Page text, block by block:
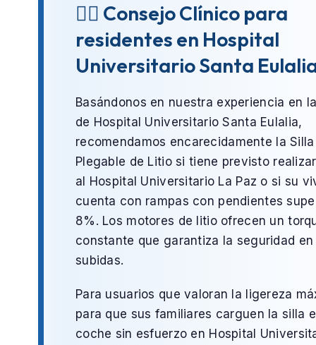
👨‍⚕️ Consejo Clínico para
residentes en Hospital
Universitario Santa
Basándonos en nuestra experiencia en
de Hospital Universitario Santa Eulalia,
recomendamos encarecidamente laSilla
Plegable de Litiosi tiene previsto
al Hospital Universitario La Paz o si su
cuenta con rampas con pendientes
8%. Los motores de litio ofrecen un
constante que garantiza la seguridad en
subidas.
Para usuarios que valoran la ligereza
para que sus familiares carguen la silla
coche sin esfuerzo en Hospital